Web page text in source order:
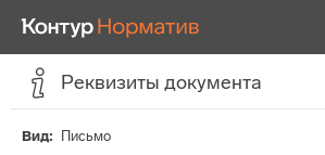
Реквизиты документа
Вид
Письмо